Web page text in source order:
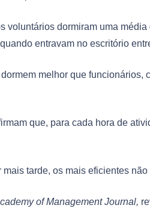
voluntários dormiram uma
entravam no escritório
melhor que funcionários,
que, para cada hora de
mais tarde, os mais eficientes
of Management Journal,